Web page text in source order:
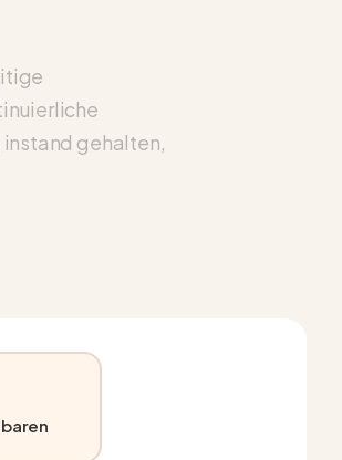
gehalten,